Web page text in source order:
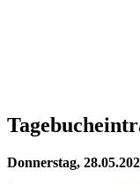
Donnerstag,